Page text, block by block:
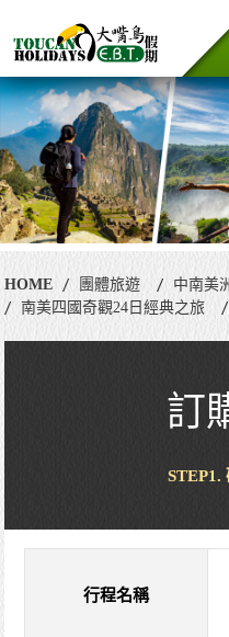
HOME 團體旅遊
中南美
南美四國奇觀24日經典之旅
訂
STEP1.
行程名稱